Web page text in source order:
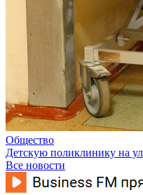
Общество
Детскую поликлинику на
Все новости